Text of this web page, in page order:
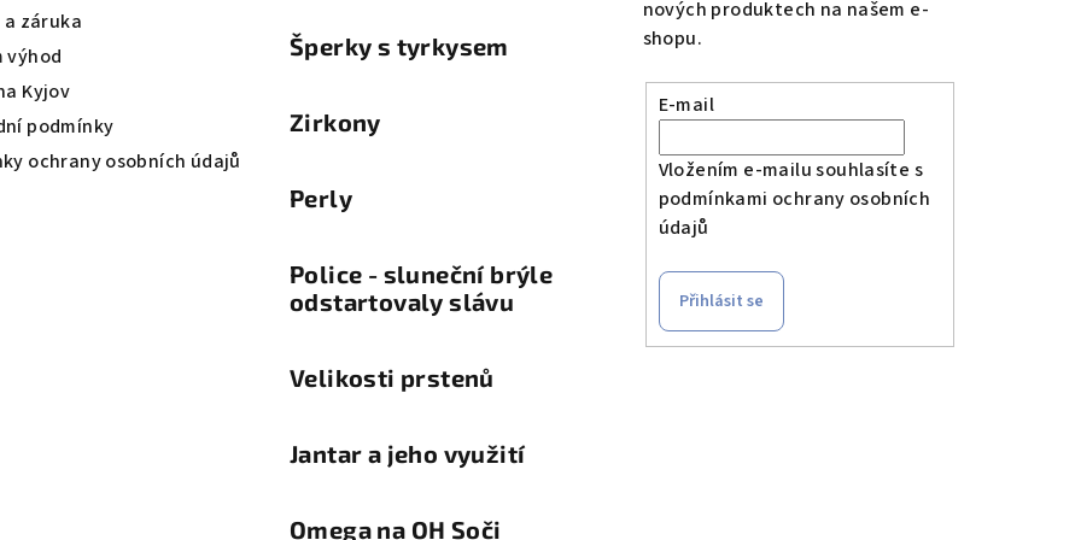
záruka
výhod
Kyjov
podmínky
ochrany osobních údajů
Šperky s tyrkysem
Zirkony
Perly
Police - sluneční brýle
odstartovaly slávu
Velikosti prstenů
Jantar a jeho využití
Omega na OH Soči
nových produktech na našem e-
shopu.
E-mail
Vložením e-mailu souhlasíte s
podmínkami ochrany osobních
údajů
Přihlásit se